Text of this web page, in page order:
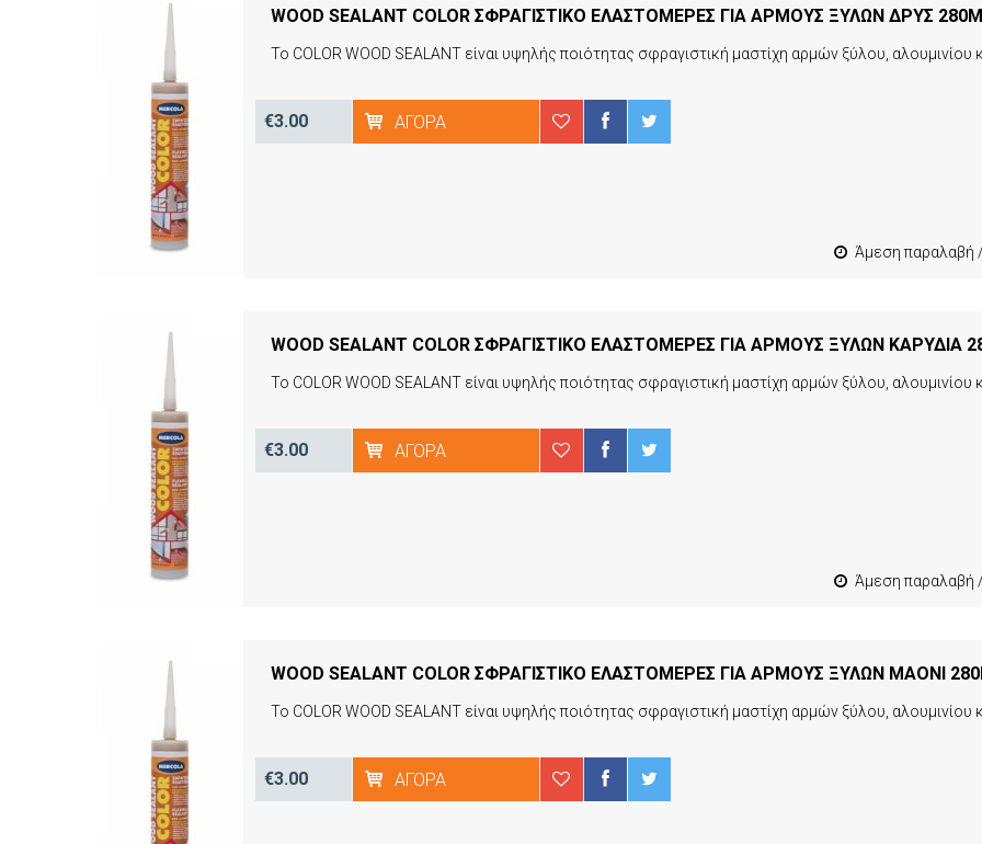
WOOD SEALANT COLOR ΣΦΡΑΓΙΣΤΙΚΟ ΕΛΑΣΤΟΜΕΡΕΣ ΓΙΑ ΑΡΜΟΥΣ ΞΥΛΩΝ ΔΡΥΣ
€3.00 ΑΓΟΡΆ
Άμεση παραλαβή / Παράδοση 1-3
€3.00 ΑΓΟΡΆ
Άμεση παραλαβή / Παράδοση 1-3
WOOD SEALANT COLOR ΣΦΡΑΓΙΣΤΙΚΟ ΕΛΑΣΤΟΜΕΡΕΣ ΓΙΑ ΑΡΜΟΥΣ ΞΥΛΩΝ ΜΑΟΝΙ
€3.00 ΑΓΟΡΆ